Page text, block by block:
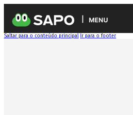
MENU
Saltar para o conteúdo principal Ir para o footer